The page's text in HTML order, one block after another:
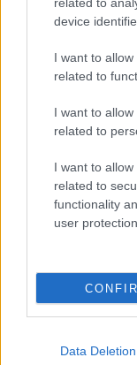
device
I want to
related to
I want to
related to
I want to
related to
functionality
user protection.
Data Deletion